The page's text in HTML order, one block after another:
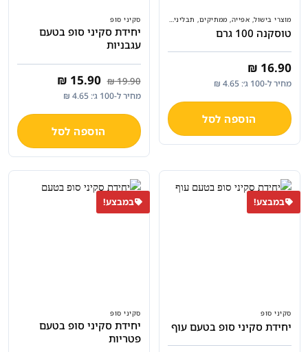
מוצרי בישול, אפייה, ממתיקים, תבלינים ועוד
טוסקנה 100 גרם
₪ 16.90
מחיר ל-100 ג׳: 4.65 ₪
הוספה לסל
סקיני סופ
יחידת סקיני סופ בטעם
עגבניות
₪19.90 המחיר
המקורי
היה:
₪ 19.90.
₪ 15.90
₪ 15.90.
מחיר ל-100 ג׳: 4.65 ₪
הוספה לסל
במבצע!
סקיני סופ
יחידת סקיני סופ בטעם עוף
במבצע!
סקיני סופ
יחידת סקיני סופ בטעם
פטריות